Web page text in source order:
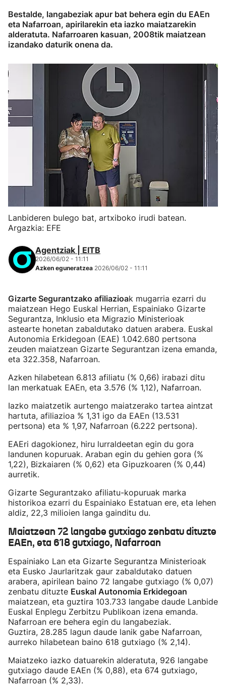
Bestalde, langabeziak apur bat behera egin du EAEn
eta Nafarroan, apirilarekin eta iazko maiatzarekin
alderatuta. Nafarroaren kasuan, 2008tik maiatzean
izandako daturik onena da.
Lanbideren bulego bat, artxiboko irudi batean.
Argazkia: EFE
Agentziak | EITB
2026/06/02 - 11:11
Azken eguneratzea 2026/06/02 - 11:11
Gizarte Segurantzako afiliazioak mugarria ezarri du
maiatzean Hego Euskal Herrian, Espainiako Gizarte
Segurantza, Inklusio eta Migrazio Ministerioak
astearte honetan zabaldutako datuen arabera. Euskal
Autonomia Erkidegoan (EAE) 1.042.680 pertsona
zeuden maiatzean Gizarte Segurantzan izena emanda,
eta 322.358, Nafarroan.
Azken hilabetean 6.813 afiliatu (% 0,66) irabazi ditu
lan merkatuak EAEn, eta 3.576 (% 1,12), Nafarroan.
Iazko maiatzetik aurtengo maiatzerako tartea aintzat
hartuta, afiliazioa % 1,31 igo da EAEn (13.531
pertsona) eta % 1,97, Nafarroan (6.222 pertsona).
EAEri dagokionez, hiru lurraldeetan egin du gora
landunen kopuruak. Araban egin du gehien gora (%
1,22), Bizkaiaren (% 0,62) eta Gipuzkoaren (% 0,44)
aurretik.
Gizarte Segurantzako afiliatu-kopuruak marka
historikoa ezarri du Espainiako Estatuan ere, eta lehen
aldiz, 22,3 milioien langa gainditu du.
Maiatzean 72 langabe gutxiago zenbatu dituzte
EAEn, eta 618 gutxiago, Nafarroan
Espainiako Lan eta Gizarte Segurantza Ministerioak
eta Eusko Jaurlaritzak gaur zabaldutako datuen
arabera, apirilean baino 72 langabe gutxiago (% 0,07)
zenbatu dituzte Euskal Autonomia Erkidegoan
maiatzean, eta guztira 103.733 langabe daude Lanbide
Euskal Enplegu Zerbitzu Publikoan izena emanda.
Nafarroan ere behera egin du langabeziak.
Guztira, 28.285 lagun daude lanik gabe Nafarroan,
aurreko hilabetean baino 618 gutxiago (% 2,14).
Maiatzeko iazko datuarekin alderatuta, 926 langabe
gutxiago daude EAEn (% 0,88), eta 674 gutxiago,
Nafarroan (% 2,33).